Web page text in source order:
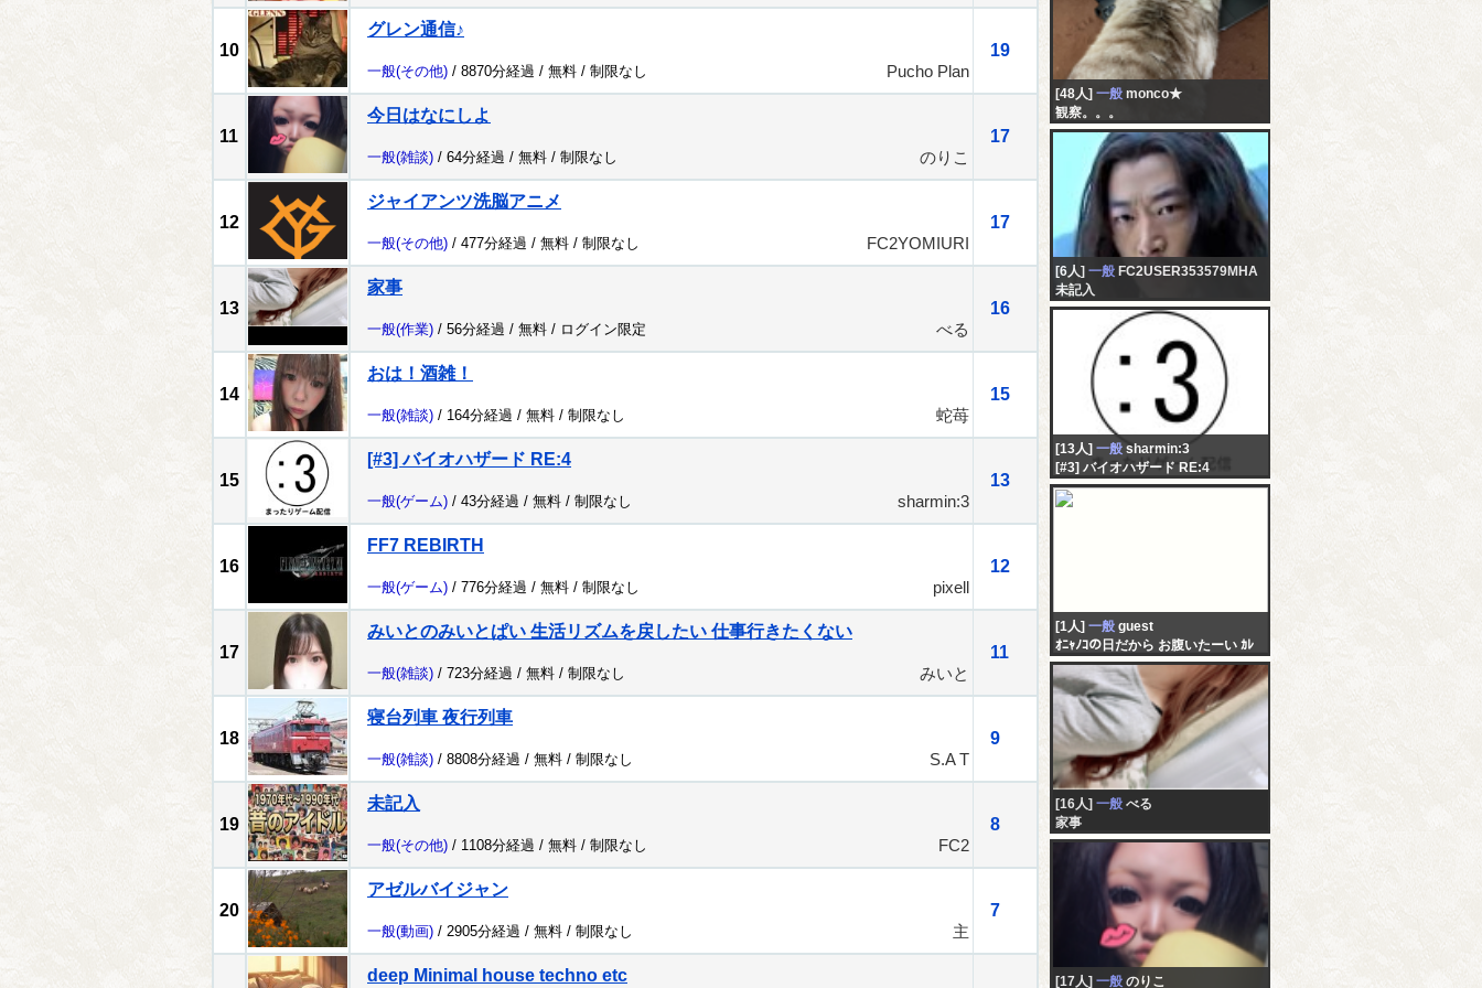
10
グレン通信♪
19
一般(その他) / 8870分経過 / 無料 / 制限なし Pucho Plan
11
今日はなにしよ
17
一般(雑談) / 64分経過 / 無料 / 制限なし のりこ
12
ジャイアンツ洗脳アニメ
17
一般(その他) / 477分経過 / 無料 / 制限なし FC2YOMIURI
13
家事
16
一般(作業) / 56分経過 / 無料 / ログイン限定 べる
14
おは！酒雑！
15
一般(雑談) / 164分経過 / 無料 / 制限なし 蛇苺
15
[#3] バイオハザード RE:4
13
一般(ゲーム) / 43分経過 / 無料 / 制限なし sharmin:3
16
FF7 REBIRTH
12
一般(ゲーム) / 776分経過 / 無料 / 制限なし pixell
17
みいとのみいとぱい 生活リズムを戻したい 仕事行きたくない
11
一般(雑談) / 723分経過 / 無料 / 制限なし みいと
18
寝台列車 夜行列車
9
一般(雑談) / 8808分経過 / 無料 / 制限なし S.A T
19
未記入
8
一般(その他) / 1108分経過 / 無料 / 制限なし FC2
20
アゼルバイジャン
7
一般(動画) / 2905分経過 / 無料 / 制限なし 主
deep Minimal house techno etc
[48人] 一般 monco★
観察。。。
[6人] 一般 FC2USER353579MHA
未記入
[13人] 一般 sharmin:3
[#3] バイオハザード RE:4
[1人] 一般 guest
ｵﾆｬﾉｺの日だから お腹いたーい ｶﾚ
のことめちゃくちゃ気になってる
し 諦めたくなーい
[16人] 一般 べる
家事
[17人] 一般 のりこ